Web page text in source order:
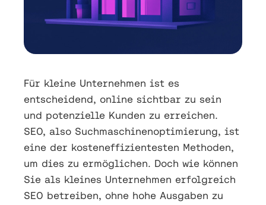
Für kleine Unternehmen ist es
entscheidend, online sichtbar zu sein
und potenzielle Kunden zu erreichen.
SEO, also Suchmaschinenoptimierung, ist
eine der kosteneffizientesten Methoden,
um dies zu ermöglichen. Doch wie können
Sie als kleines Unternehmen erfolgreich
SEO betreiben, ohne hohe Ausgaben zu